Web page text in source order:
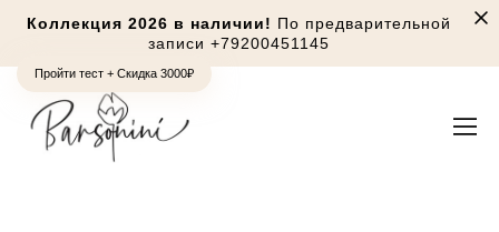
Пройти тест + Скидка 3000₽
Коллекция 2026 в наличии! По предварительной
записи +79200451145